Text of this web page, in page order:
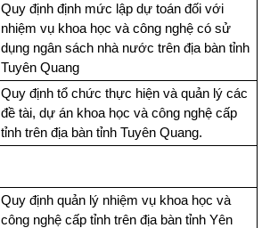
Quy định định mức lập dự toán đối với
nhiệm vụ khoa học và công nghệ có sử
dụng ngân sách nhà nước trên địa bàn tỉnh
Tuyên Quang
Quy định tổ chức thực hiện và quản lý các
đề tài, dự án khoa học và công nghệ cấp
tỉnh trên địa bàn tỉnh Tuyên Quang.
Quy định quản lý nhiệm vụ khoa học và
công nghệ cấp tỉnh trên địa bàn tỉnh Yên